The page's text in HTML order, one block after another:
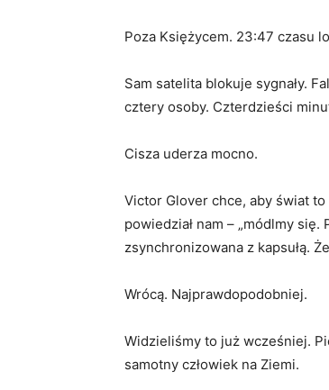
Poza Księżycem. 23:47 czasu
Sam satelita blokuje sygnały.
cztery osoby. Czterdzieści
Cisza uderza mocno.
Victor Glover chce, aby świat to
powiedział nam – „módlmy się.
zsynchronizowana z kapsułą.
Wrócą. Najprawdopodobniej.
Widzieliśmy to już wcześniej.
samotny człowiek na Ziemi.